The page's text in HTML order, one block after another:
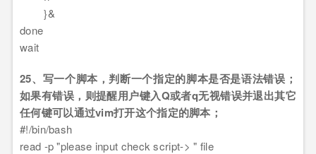
}&
done
wait
25、写一个脚本，判断一个指定的脚本是否是语法错误；
如果有错误，则提醒用户键入Q或者q无视错误并退出其它
任何键可以通过vim打开这个指定的脚本；
#!/bin/bash
read -p "please input check script-> " file